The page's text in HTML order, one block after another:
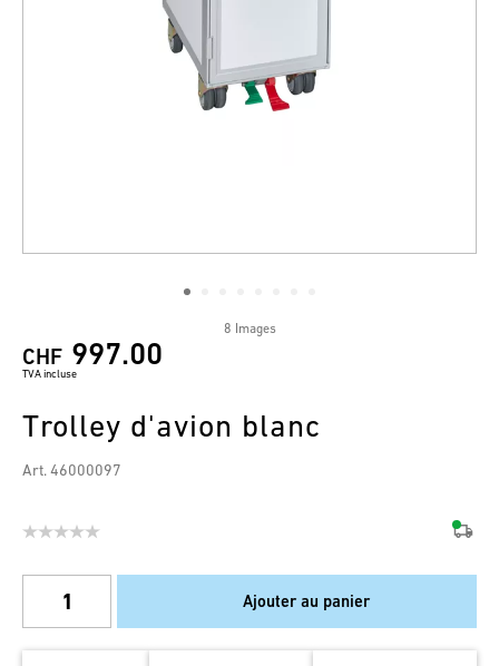
8 Images
CHF 997.00
TVA incluse
Trolley d'avion blanc
Art. 46000097
Ajouter au panier